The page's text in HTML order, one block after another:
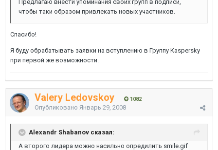
Предлагаю внести упоминания своих групп в подписи,
чтобы таки образом привлекать новых участников.
Спасибо!
Я буду обрабатывать заявки на вступлению в Группу Kaspersky
при первой же возможности.
Valery Ledovskoy 1082
Опубликовано Январь 29, 2008
Alexandr Shabanov сказал:
А второго лидера можно насильно опредилить smile.gif